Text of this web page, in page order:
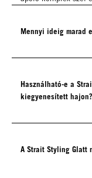
Mennyi ideig marad
Használható-e a
kiegyenesített hajon?
A Strait Styling Glatt